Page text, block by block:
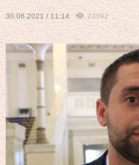
30.06.2021 / 11:14 23092